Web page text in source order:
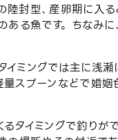
陸封型、産卵期に入
ある魚です。 ちなみ
イミングでは主に浅
スプーンなどで婚
タイミングで釣り